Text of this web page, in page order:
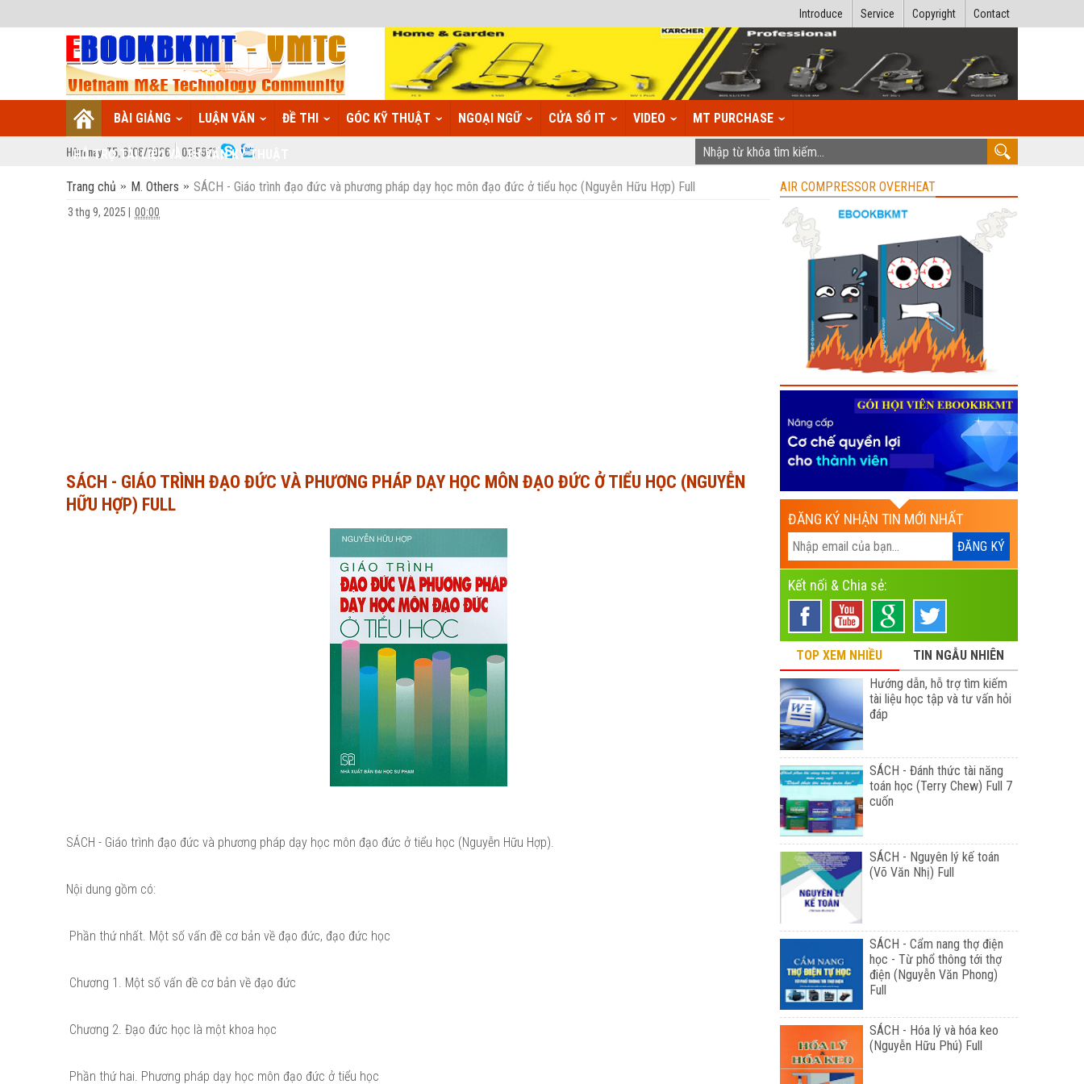
Contact
Copyright
Service
Introduce
BÀI GIẢNG LUẬN VĂN ĐỀ THI GÓC KỸ THUẬT NGOẠI NGỮ CỬA SỔ IT VIDEO MT PURCHASE
HỖ TRỢ TÀI LIỆU VÀ TƯ VẤN KỸ THUẬT
Hôm nay: T5, 6/08/2026 02:59:12
Trang chủ M. Others SÁCH - Giáo trình đạo đức và phương pháp dạy học môn đạo đức ở tiểu học (Nguyễn Hữu Hợp) Full
3 thg 9, 2025 00:00
SÁCH - GIÁO TRÌNH ĐẠO ĐỨC VÀ PHƯƠNG PHÁP DẠY HỌC MÔN ĐẠO ĐỨC Ở TIỂU HỌC (NGUYỄN
HỮU HỢP) FULL
SÁCH - Giáo trình đạo đức và phương pháp dạy học môn đạo đức ở tiểu học (Nguyễn Hữu Hợp).
Nội dung gồm có:
Phần thứ nhất. Một số vấn đề cơ bản về đạo đức, đạo đức học
Chương 1. Một số vấn đề cơ bản về đạo đức
Chương 2. Đạo đức học là một khoa học
Phần thứ hai. Phương pháp dạy học môn đạo đức ở tiểu học
AIR COMPRESSOR OVERHEAT
ĐĂNG KÝ NHẬN TIN MỚI NHẤT
Kết nối & Chia sẻ:
TOP XEM NHIỀU
TIN NGẪU NHIÊN
Hướng dẫn, hỗ trợ tìm kiếm
tài liệu học tập và tư vấn hỏi
đáp
SÁCH - Đánh thức tài năng
toán học (Terry Chew) Full 7
cuốn
SÁCH - Nguyên lý kế toán
(Võ Văn Nhị) Full
SÁCH - Cẩm nang thợ điện
học - Từ phổ thông tới thợ
điện (Nguyễn Văn Phong)
Full
SÁCH - Hóa lý và hóa keo
(Nguyễn Hữu Phú) Full